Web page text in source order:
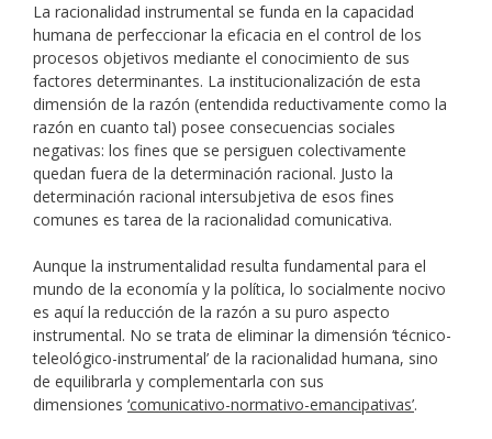
La racionalidad instrumental se funda en la capacidad
humana de perfeccionar la eficacia en el control de los
procesos objetivos mediante el conocimiento de sus
factores determinantes. La institucionalización de esta
dimensión de la razón (entendida reductivamente como la
razón en cuanto tal) posee consecuencias sociales
negativas: los fines que se persiguen colectivamente
quedan fuera de la determinación racional. Justo la
determinación racional intersubjetiva de esos fines
comunes es tarea de la racionalidad comunicativa.
Aunque la instrumentalidad resulta fundamental para el
mundo de la economía y la política, lo socialmente nocivo
es aquí la reducción de la razón a su puro aspecto
instrumental. No se trata de eliminar la dimensión ‘técnico-
teleológico-instrumental’ de la racionalidad humana, sino
de equilibrarla y complementarla con sus
dimensiones ‘comunicativo-normativo-emancipativas’.